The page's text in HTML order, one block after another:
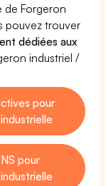
de Forgeron
pouvez trouver
dédiées aux
industriel /
pour
pour